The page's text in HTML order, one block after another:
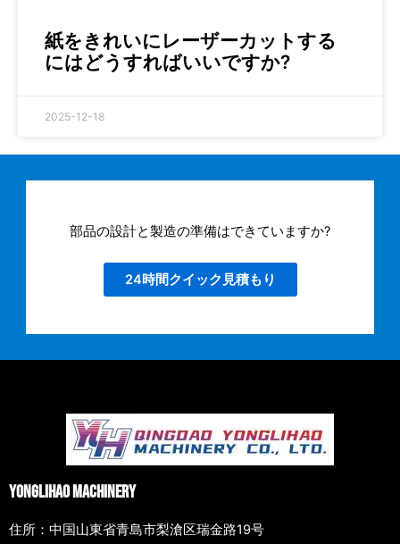
紙をきれいにレーザーカットする
にはどうすればいいですか?
2025-12-18
部品の設計と製造の準備はできていますか?
24時間クイック見積もり
Yonglihao Machinery
住所：中国山東省青島市梨滄区瑞金路19号